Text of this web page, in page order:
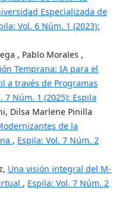
Especializada de
Vol. 6 Núm. 1 (2023):
, Pablo Morales ,
Temprana: IA para el
a través de Programas
7 Núm. 1 (2025): Espila
Dilsa Marlene Pinilla
de la
, Espila: Vol. 7 Núm. 2
Una visión integral del M-
, Espila: Vol. 7 Núm. 2